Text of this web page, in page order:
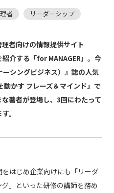
者 リーダーシップ
者向けの情報提供サイト
紹介する「for MANAGER」。今
シングビジネス）』誌の人気
かす フレーズ＆マインド」で
著者が登場し、3回にわたって
。
はじめ企業向けにも「リーダ
」といった研修の講師を務め